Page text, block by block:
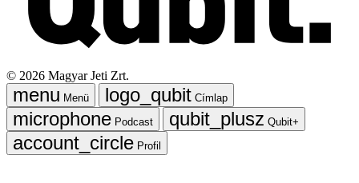
© 2026 Magyar Jeti Zrt.
Menü
Címlap
Podcast
Qubit+
Profil